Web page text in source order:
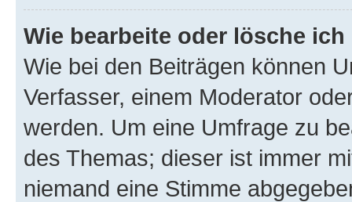
Wie bearbeite oder lösche
Wie bei den Beiträgen können
Verfasser, einem Moderator
werden. Um eine Umfrage zu
des Themas; dieser ist immer
niemand eine Stimme